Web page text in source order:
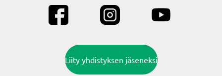
Liity yhdistyksen jäseneksi